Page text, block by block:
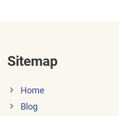
Sitemap
Home
Blog